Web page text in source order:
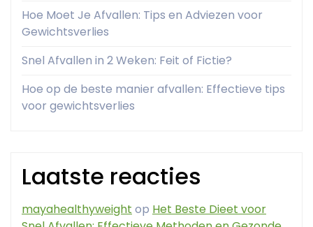
Hoe Moet Je Afvallen: Tips en Adviezen voor
Gewichtsverlies
Snel Afvallen in 2 Weken: Feit of Fictie?
Hoe op de beste manier afvallen: Effectieve tips
voor gewichtsverlies
Laatste reacties
mayahealthyweight op Het Beste Dieet voor